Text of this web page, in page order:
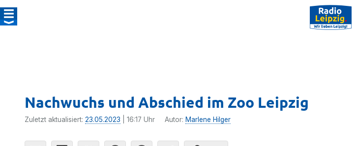
Nachwuchs und Abschied im Zoo Leipzig
Zuletzt aktualisiert: 23.05.2023 | 16:17 Uhr Autor: Marlene Hilger